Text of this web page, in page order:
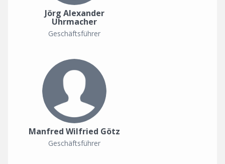
Jörg Alexander
Uhrmacher
Geschäftsführer
Manfred Wilfried Götz
Geschäftsführer